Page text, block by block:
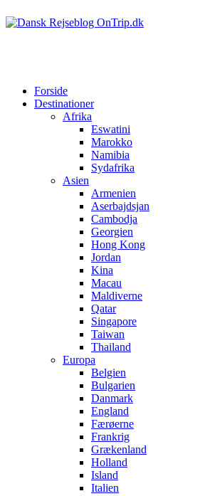
Forside
Destinationer
Afrika
Eswatini
Marokko
Namibia
Sydafrika
Asien
Armenien
Aserbajdsjan
Cambodja
Georgien
Hong Kong
Jordan
Kina
Macau
Maldiverne
Qatar
Singapore
Taiwan
Thailand
Europa
Belgien
Bulgarien
Danmark
England
Færøerne
Frankrig
Grækenland
Holland
Island
Italien